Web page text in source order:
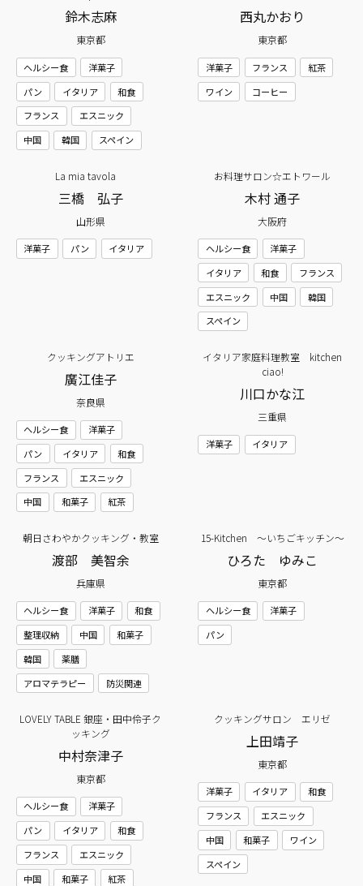
鈴木志麻
東京都
ヘルシー食
洋菓子
パン
イタリア
和食
フランス
エスニック
中国
韓国 スペイン
西丸かおり
東京都
洋菓子 フランス
紅茶
ワイン
コーヒー
La mia tavola
三橋 弘子
山形県
洋菓子 パン イタリア
お料理サロン☆エトワール
木村 通子
大阪府
ヘルシー食
洋菓子
イタリア
和食
フランス
エスニック
中国
韓国
スペイン
クッキングアトリエ
廣江佳子
奈良県
ヘルシー食
洋菓子
パン
イタリア
和食
フランス
エスニック
中国
和菓子 紅茶
イタリア家庭料理教室 kitchen
ciao!
川口かな江
三重県
洋菓子 イタリア
朝日さわやかクッキング・教室
渡部 美智余
兵庫県
ヘルシー食 洋菓子
和食
整理収納
中国
和菓子
韓国
薬膳
アロマテラピー
防災関連
15-Kitchen ～いちごキッチン～
ひろた ゆみこ
東京都
ヘルシー食
洋菓子
パン
LOVELY TABLE 銀座・田中伶子ク
ッキング
中村奈津子
東京都
ヘルシー食
洋菓子
パン
イタリア
和食
フランス
エスニック
中国
和菓子 紅茶
クッキングサロン エリゼ
上田靖子
東京都
洋菓子 イタリア
和食
フランス
エスニック
中国
和菓子
ワイン
スペイン